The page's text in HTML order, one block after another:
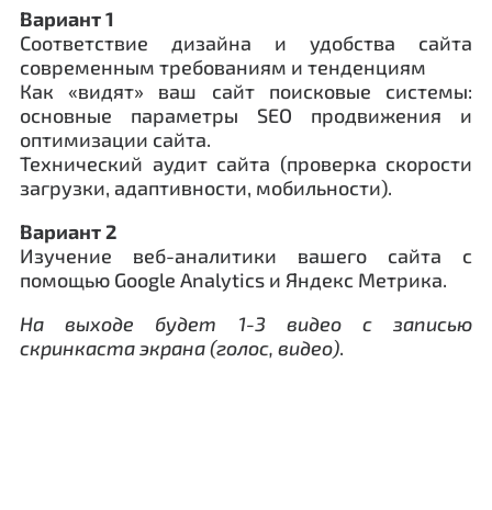
Вариант 1
Соответствие дизайна и удобства сайта
современным требованиям и тенденциям
Как «видят» ваш сайт поисковые системы:
основные параметры SEO продвижения и
оптимизации сайта.
Технический аудит сайта (проверка скорости
загрузки, адаптивности, мобильности).
Вариант 2
Изучение веб-аналитики вашего сайта с
помощью Google Analytics и Яндекс Метрика.
На выходе будет 1-3 видео с записью
скринкаста экрана (голос, видео).